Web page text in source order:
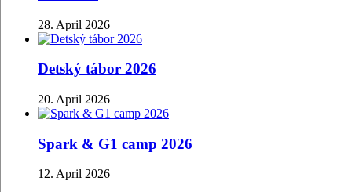
28. April 2026
Detský tábor 2026
20. April 2026
Spark & G1 camp 2026
12. April 2026